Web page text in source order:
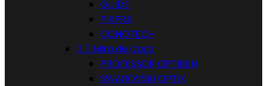
GUIDE
PIXFRA
CONOTECH
  Mira de Caça
PROFESSOR OPTIKEN
SWAROVSKI OPTIK